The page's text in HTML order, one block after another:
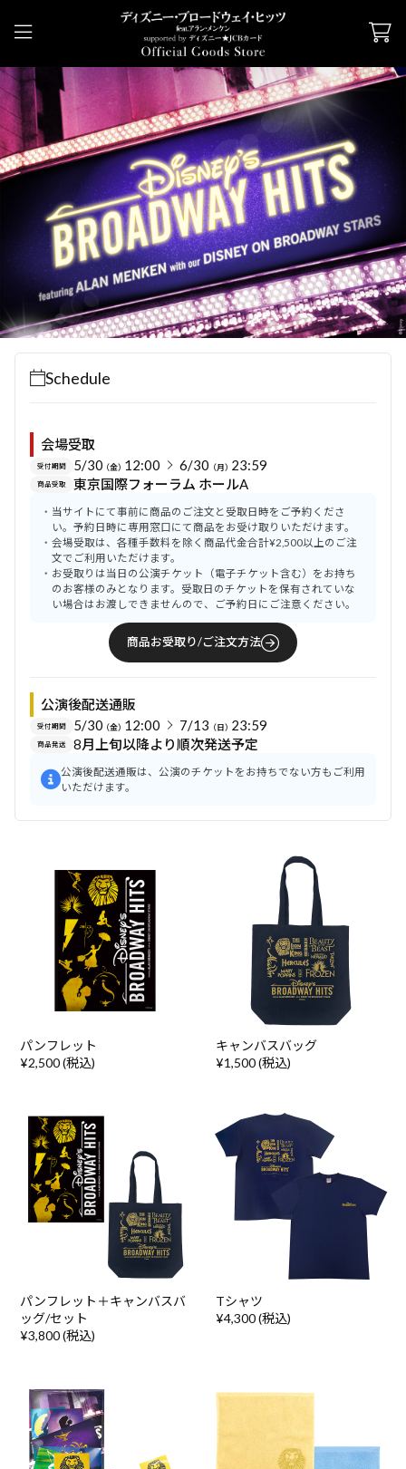
Schedule
会場受取
受付期間 5/30（金）12:00 6/30（月）23:59
商品受取 東京国際フォーラム ホールA
当サイトにて事前に商品のご注文と受取日時をご予約くださ
い。予約日時に専用窓口にて商品をお受け取りいただけます。
会場受取は、各種手数料を除く商品代金合計¥2,500以上のご注
文でご利用いただけます。
お受取りは当日の公演チケット（電子チケット含む）をお持ち
のお客様のみとなります。受取日のチケットを保有されていな
い場合はお渡しできませんので、ご予約日にご注意ください。
商品お受取り/ご注文方法
公演後配送通販
受付期間 5/30（金）12:00 7/13（日）23:59
商品発送 8月上旬以降より順次発送予定
公演後配送通販は、公演のチケットをお持ちでない方もご利用
いただけます。
パンフレット
¥2,500 (税込)
キャンバスバッグ
¥1,500 (税込)
パンフレット＋キャンバスバ
ッグ/セット
¥3,800 (税込)
Tシャツ
¥4,300 (税込)